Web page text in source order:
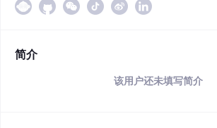
简介
该用户还未填写简介